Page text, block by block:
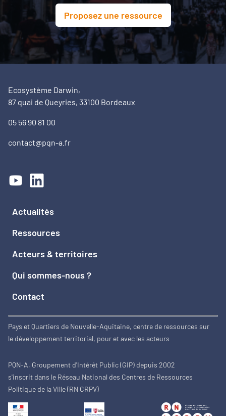
Proposez une ressource
Ecosystème Darwin,
87 quai de Queyries, 33100 Bordeaux
05 56 90 81 00
contact@pqn-a.fr
Actualités
Ressources
Acteurs & territoires
Qui sommes-nous ?
Contact
Pays et Quartiers de Nouvelle-Aquitaine, centre de ressources sur
le développement territorial, pour et avec les acteurs
PQN-A, Groupement d'Intérêt Public (GIP) depuis 2002
s'inscrit dans le Réseau National des Centres de Ressources
Politique de la Ville (RN CRPV)